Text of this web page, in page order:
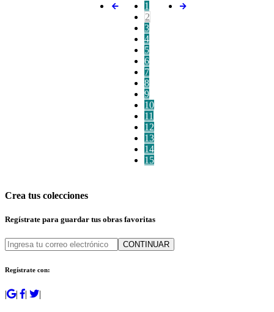
1
2
3
4
5
6
7
8
9
10
11
12
13
14
15
Crea tus colecciones
Regístrate para guardar tus obras favoritas
CONTINUAR
Regístrate con:
| | | |